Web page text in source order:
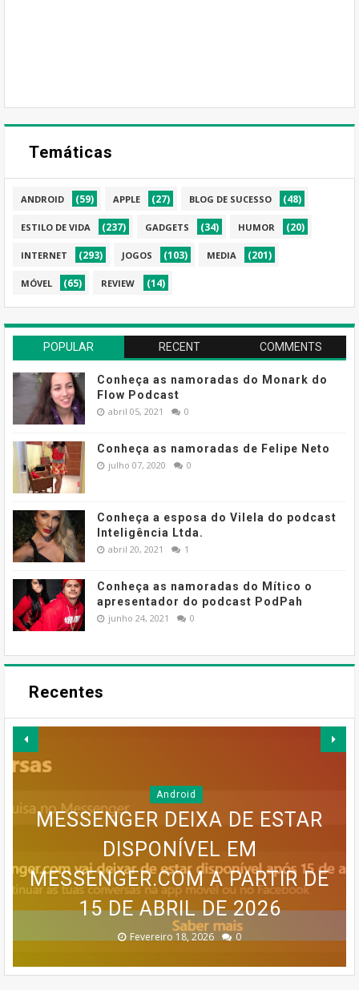
Temáticas
ANDROID (59) APPLE (27) BLOG DE SUCESSO (48)
ESTILO DE VIDA (237) GADGETS (34) HUMOR (20)
INTERNET (293) JOGOS (103) MEDIA (201)
MÓVEL (65) REVIEW (14)
POPULAR RECENT COMMENTS
Conheça as namoradas do Monark do
Flow Podcast
abril 05, 2021 0
Conheça as namoradas de Felipe Neto
julho 07, 2020 0
Conheça a esposa do Vilela do podcast
Inteligência Ltda.
abril 20, 2021 1
Conheça as namoradas do Mítico o
apresentador do podcast PodPah
junho 24, 2021 0
Recentes
GOOGLE EARTH PRO VAI
DESAPARECER: GOOGLE
CONFIRMA DESCONTINUAÇÃO
Julho 27, 2026 0
Android
MESSENGER DEIXA DE ESTAR
DISPONÍVEL EM
MESSENGER.COM A PARTIR DE
15 DE ABRIL DE 2026
Fevereiro 18, 2026 0
SERVIÇO MEO CLOUD VAI SER
DESCONTINUADO!
Janeiro 19, 2026 0
MAPA MENTAL PARA UM BLOG
DE SUCESSO
Dezembro 30, 2025 0
INFOGRÁFICO PARA UM BLOG
DE SUCESSO
Dezembro 30, 2025 0